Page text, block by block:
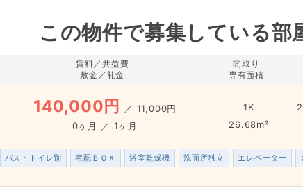
この物件で募集している部
賃料／共益費
敷金／礼金
間取り
専有面積
140,000円 ／ 11,000円
0ヶ月 ／ 1ヶ月
1K
26.68m²
バス・トイレ別 宅配ＢＯＸ 浴室乾燥機 洗面所独立 エレベーター